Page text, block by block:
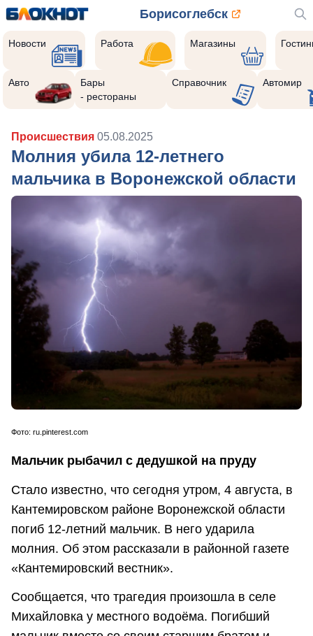
Борисоглебск
Новости Работа Магазины
Авто
Бары
- рестораны
Справочник Автомир
Происшествия 05.08.2025
Молния убила 12-летнего
мальчика в Воронежской области
Фото: ru.pinterest.com
Мальчик рыбачил с дедушкой на пруду
Стало известно, что сегодня утром, 4 августа, в
Кантемировском районе Воронежской области
погиб 12-летний мальчик. В него ударила
молния. Об этом рассказали в районной газете
«Кантемировский вестник».
Сообщается, что трагедия произошла в селе
Михайловка у местного водоёма. Погибший